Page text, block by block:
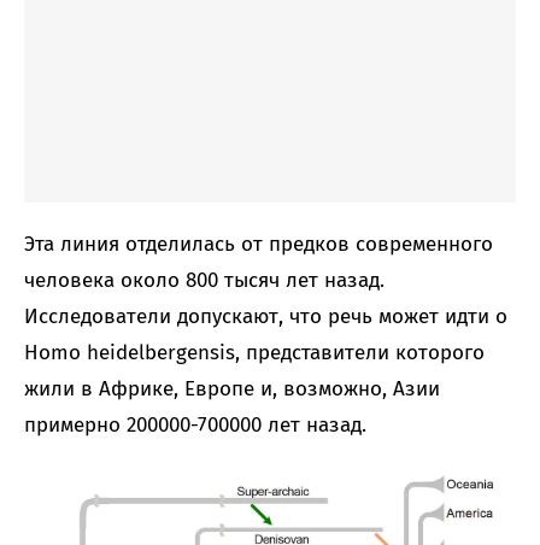
Эта линия отделилась от предков современного
человека около 800 тысяч лет назад.
Исследователи допускают, что речь может идти о
Homo heidelbergensis, представители которого
жили в Африке, Европе и, возможно, Азии
примерно 200000-700000 лет назад.